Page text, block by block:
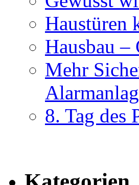
Haustüren
Hausbau –
Mehr
8. Tag des